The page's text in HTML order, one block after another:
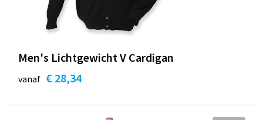
Men's Lichtgewicht V Cardigan
vanaf € 28,34